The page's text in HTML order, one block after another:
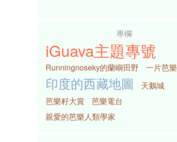
專欄
iGuava主題專號
Runningnoseky的蘭嶼田野 一片芭樂
印度的西藏地圖
天鵝城
芭樂籽大賞
芭樂電台
親愛的芭樂人類學家